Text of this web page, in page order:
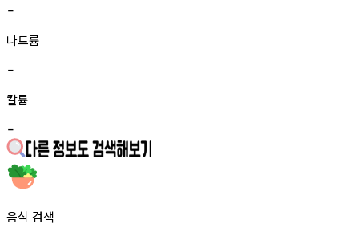
-
나트륨
-
칼륨
-
음식 검색